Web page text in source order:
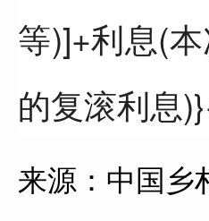
等)]+利息(
的复滚利息
来源：中国乡